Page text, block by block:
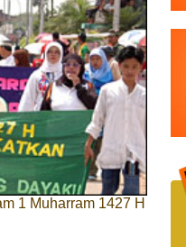
1 Muharram 1427 H